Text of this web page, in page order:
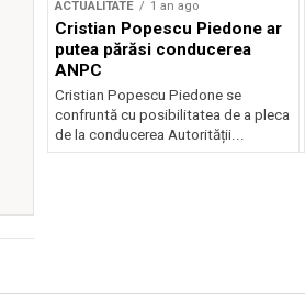
ACTUALITATE 1 an ago
Cristian Popescu Piedone ar
putea părăsi conducerea
ANPC
Cristian Popescu Piedone se
confruntă cu posibilitatea de a pleca
de la conducerea Autorității...